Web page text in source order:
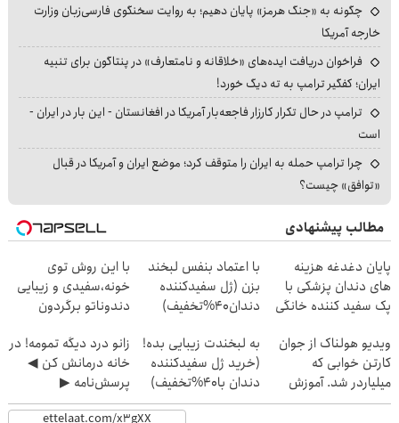
چگونه به «جنگ هرمز» پایان دهیم؛ به روایت سخنگوی فارسی‌زبان وزارت
خارجه آمریکا
فراخوان دریافت ایده‌های «خلاقانه و نامتعارف» در پنتاگون برای تنبیه
ایران؛ کفگیر ترامپ به ته دیگ خورد!
ترامپ در حال تکرار کارزار فاجعه‌بار آمریکا در افغانستان - این بار در ایران -
است
چرا ترامپ حمله به ایران را متوقف کرد؛ موضع ایران و آمریکا در قبال
«توافق» چیست؟
مطالب پیشنهادی
پایان دغدغه هزینه
های دندان پزشکی با
پک سفید کننده خانگی
با اعتماد بنفس لبخند
بزن (ژل سفیدکننده
دندان40%تخفیف)
با این روش توی
خونه،سفیدی و زیبایی
دندوناتو برگردون
ویدیو هولناک از جوان
کارتن خوابی که
میلیاردر شد. آموزش
رایگان
به لبخندت زیبایی بده!
(خرید ژل سفیدکننده
دندان با40%تخفیف)
زانو درد دیگه تمومه! در
خانه درمانش کن ◀
پرسش‌نامه ▶